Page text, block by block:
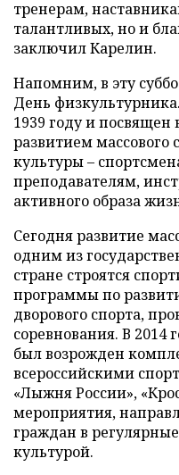
тренерам,
талантливых, но и
заключил Карелин.
Напомним, в эту
День
1939 году и посвящен
развитием массового
культуры –
преподавателям,
активного образа
Сегодня развитие
одним из
стране строятся
программы по
дворового спорта,
соревнования. В 2014
был возрожден
всероссийскими
«Лыжня России»,
мероприятия,
граждан в
культурой.